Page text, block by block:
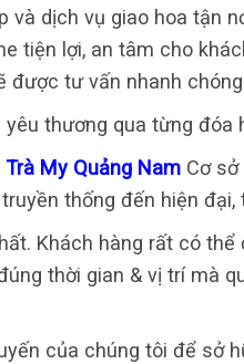
và dịch vụ giao hoa tận
tiện lợi, an tâm cho
được tư vấn nhanh
thương qua từng đóa
My Quảng Nam Cơ
thống đến hiện
Khách hàng rất có
thời gian & vị trí mà
của chúng tôi để sở